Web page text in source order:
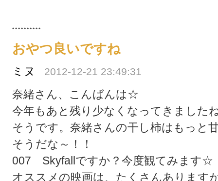
おやつ良いですね
ミヌ 2012-12-21 23:49:31
奈緒さん、こんばんは☆
今年もあと残り少なくなってきました
そうです。奈緒さんの干し柿はもっと
そうだな～！！
007 Skyfallですか？今度観てみます☆
オススメの映画は、たくさんあります